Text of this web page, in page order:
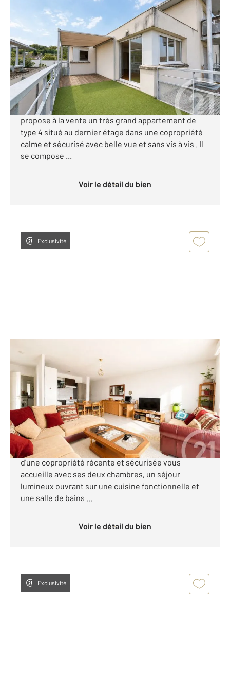
TOULOUSE 31
, 4 pièces
Ref : 30378
Appartement F4 à vendre
299 500 €
Visiter le site dédié
TOULOUSE - Quartier de l'HERS, notre agence vous
propose à la vente un très grand appartement de
type 4 situé au dernier étage dans une copropriété
calme et sécurisé avec belle vue et sans vis à vis . Il
se compose ...
Voir le détail du bien
Exclusivité
TOULOUSE 31
67,76 m2, 3 pièces
Ref : 30183
Appartement F3 à vendre
189 000 €
TOULOUSE : Au cœur du quartier calme de Croix-
Daurade, cet appartement de 68m² au premier étage
d'une copropriété récente et sécurisée vous
accueille avec ses deux chambres, un séjour
lumineux ouvrant sur une cuisine fonctionnelle et
une salle de bains ...
Voir le détail du bien
Exclusivité